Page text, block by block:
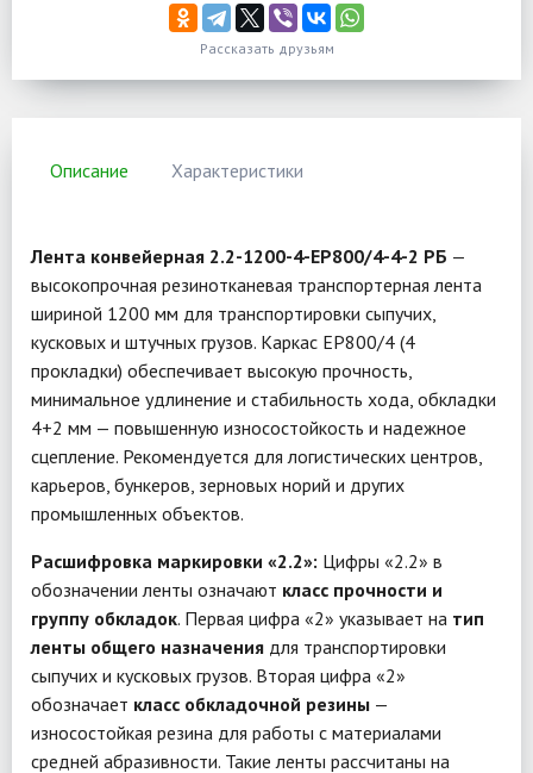
Рассказать друзьям
Описание Характеристики
Лента конвейерная 2.2-1200-4-EP800/4-4-2 РБ —
высокопрочная резинотканевая транспортерная лента
шириной 1200 мм для транспортировки сыпучих,
кусковых и штучных грузов. Каркас EP800/4 (4
прокладки) обеспечивает высокую прочность,
минимальное удлинение и стабильность хода, обкладки
4+2 мм — повышенную износостойкость и надежное
сцепление. Рекомендуется для логистических центров,
карьеров, бункеров, зерновых норий и других
промышленных объектов.
Расшифровка маркировки «2.2»: Цифры «2.2» в
обозначении ленты означают класс прочности и
группу обкладок. Первая цифра «2» указывает на тип
ленты общего назначения для транспортировки
сыпучих и кусковых грузов. Вторая цифра «2»
обозначает класс обкладочной резины —
износостойкая резина для работы с материалами
средней абразивности. Такие ленты рассчитаны на